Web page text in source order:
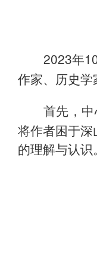
2023年
作家、历史学
首先，中
将作者困于
的理解与认识